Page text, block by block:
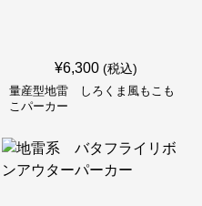
¥6,300 (税込)
量産型地雷 しろくま風もこも
こパーカー